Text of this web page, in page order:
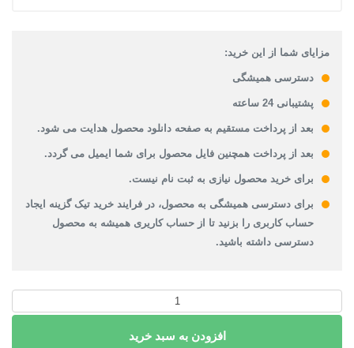
مزایای شما از این خرید:
دسترسی همیشگی
پشتیبانی 24 ساعته
بعد از پرداخت مستقیم به صفحه دانلود محصول هدایت می شود.
بعد از پرداخت همچنین فایل محصول برای شما ایمیل می گردد.
برای خرید محصول نیازی به ثبت نام نیست.
برای دسترسی همیشگی به محصول، در فرایند خرید تیک گزینه ایجاد
حساب کاربری را بزنید تا از حساب کاریری همیشه به محصول
دسترسی داشته باشید.
نقشه‌های
افزودن به سبد خرید